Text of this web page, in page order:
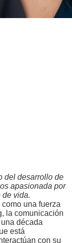
del desarrollo de
apasionada por
de vida.
una fuerza
la comunicación
década
está
con su